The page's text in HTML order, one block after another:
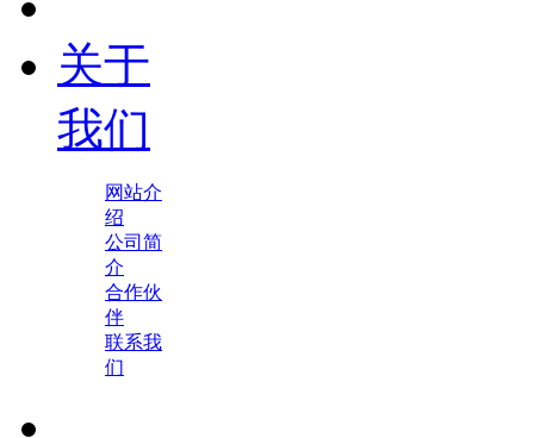
关于
我们
网站介
绍
公司简
介
合作伙
伴
联系我
们